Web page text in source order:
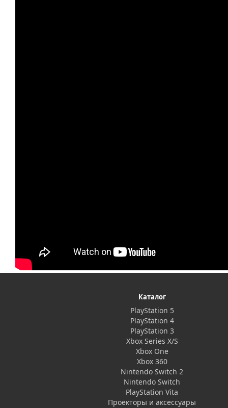
Каталог
PlayStation 5
PlayStation 4
PlayStation 3
Xbox Series X/S
Xbox One
Xbox 360
Nintendo Switch 2
Nintendo Switch
PlayStation Vita
Проекторы и аксессуары